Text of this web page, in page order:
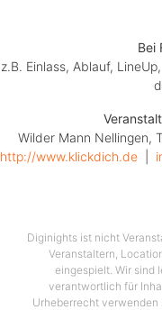
Bei
z.B. Einlass, Ablauf,
Wilder Mann Nellingen,
http://www.klickdich.de
Diginights ist nicht
Veranstaltern,
eingespielt. Wir sind
verantwortlich für
Urheberrecht verwenden